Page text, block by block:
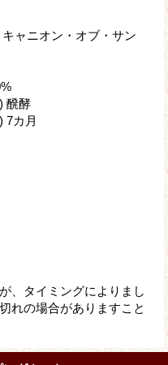
ャニオン・オブ・サン
醗酵
7カ月
、タイミングによりまし
れの場合がありますこと